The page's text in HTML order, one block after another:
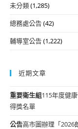
未分類(1,285)
總務處公告(42)
輔導室公告(1,222)
近期文章
重要衛生組115年度健
得獎名單
公告高市圖辦理「2026